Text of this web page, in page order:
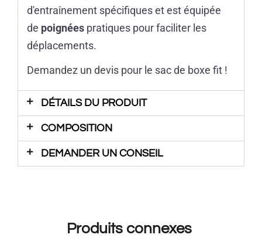
d'entraînement spécifiques et est équipée
de poignées pratiques pour faciliter les
déplacements.
Demandez un devis pour le sac de boxe fit !
DÉTAILS DU PRODUIT
COMPOSITION
DEMANDER UN CONSEIL
Produits connexes